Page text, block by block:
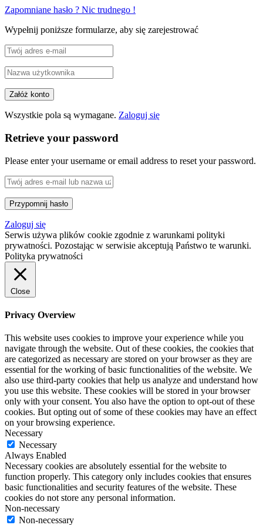
Zapomniane hasło ? Nic trudnego !
Wypełnij poniższe formularze, aby się zarejestrować
Wszystkie pola są wymagane. Zaloguj się
Retrieve your password
Please enter your username or email address to reset your password.
Zaloguj się
Serwis używa plików cookie zgodnie z warunkami polityki
prywatności. Pozostając w serwisie akceptują Państwo te warunki.
Polityka prywatności
Close
Privacy Overview
This website uses cookies to improve your experience while you
navigate through the website. Out of these cookies, the cookies that
are categorized as necessary are stored on your browser as they are
essential for the working of basic functionalities of the website. We
also use third-party cookies that help us analyze and understand how
you use this website. These cookies will be stored in your browser
only with your consent. You also have the option to opt-out of these
cookies. But opting out of some of these cookies may have an effect
on your browsing experience.
Necessary
Necessary
Always Enabled
Necessary cookies are absolutely essential for the website to
function properly. This category only includes cookies that ensures
basic functionalities and security features of the website. These
cookies do not store any personal information.
Non-necessary
Non-necessary